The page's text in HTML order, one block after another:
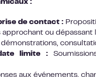
:
de contact :
approchant ou dépassant
démonstrations,
limite :
aux événements,